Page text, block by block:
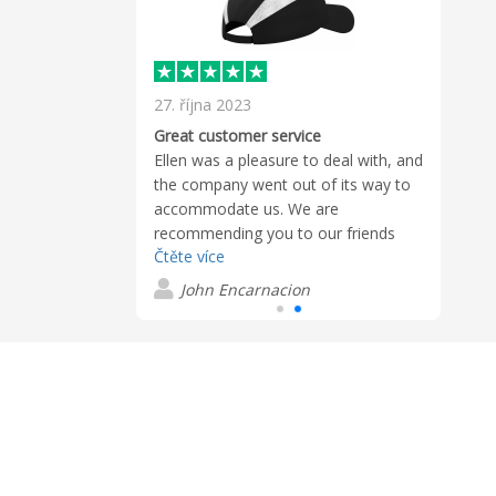
27. října 2023
Great customer service
Ellen was a pleasure to deal with, and
the company went out of its way to
accommodate us. We are
recommending you to our friends
and colleagues for sure.
Čtěte více
John Encarnacion